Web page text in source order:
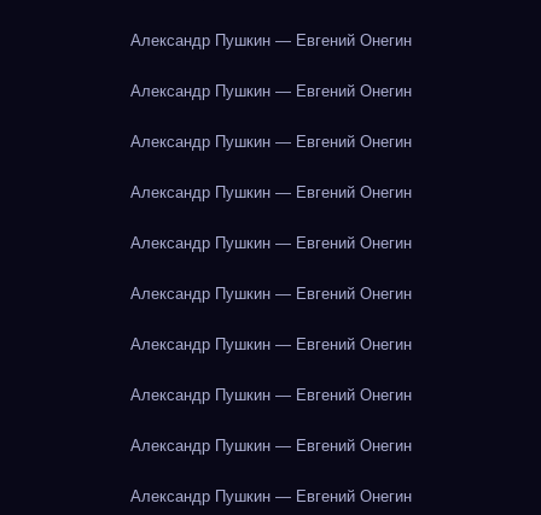
Александр Пушкин — Евгений Онегин
Александр Пушкин — Евгений Онегин
Александр Пушкин — Евгений Онегин
Александр Пушкин — Евгений Онегин
Александр Пушкин — Евгений Онегин
Александр Пушкин — Евгений Онегин
Александр Пушкин — Евгений Онегин
Александр Пушкин — Евгений Онегин
Александр Пушкин — Евгений Онегин
Александр Пушкин — Евгений Онегин